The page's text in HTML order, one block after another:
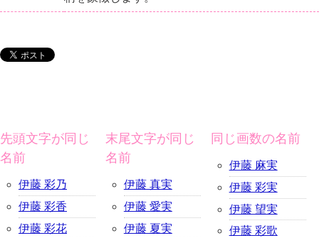
先頭文字が同じ
名前
伊藤 彩乃
伊藤 彩香
伊藤 彩花
末尾文字が同じ
名前
伊藤 真実
伊藤 愛実
伊藤 夏実
同じ画数の名前
伊藤 麻実
伊藤 彩実
伊藤 望実
伊藤 彩歌